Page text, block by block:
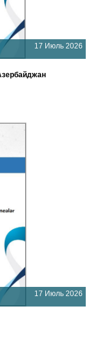
17 Июль 2026
17 Июль 2026